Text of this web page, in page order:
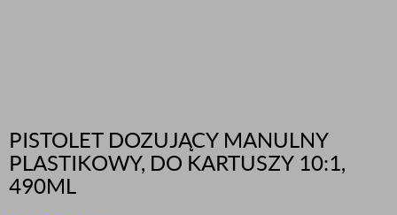
PISTOLET DOZUJĄCY MANULNY
PLASTIKOWY, DO KARTUSZY 10:1,
490ML